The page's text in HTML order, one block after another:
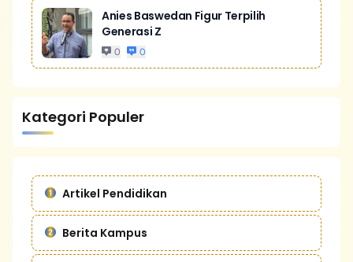
Anies Baswedan Figur Terpilih
Generasi Z
0 0
Kategori Populer
Artikel Pendidikan
Berita Kampus